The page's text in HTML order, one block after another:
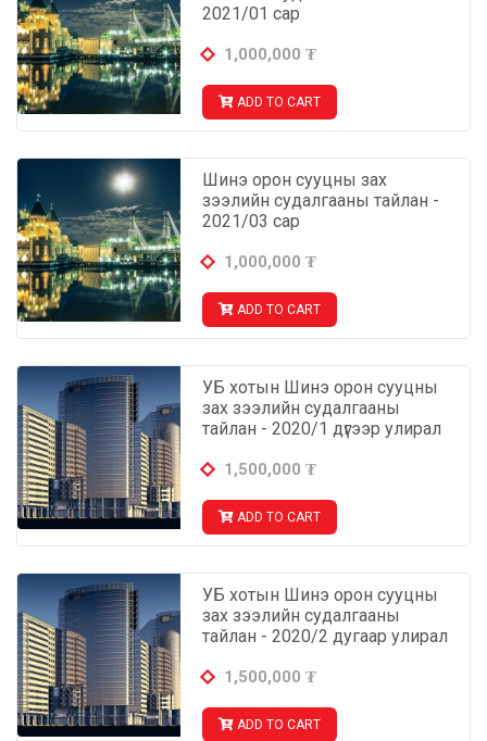
2021/01 сар
1,000,000 ₮
ADD TO CART
Шинэ орон сууцны зах
зээлийн судалгааны тайлан -
2021/03 сар
1,000,000 ₮
ADD TO CART
УБ хотын Шинэ орон сууцны
зах зээлийн судалгааны
тайлан - 2020/1 дүгээр улирал
1,500,000 ₮
ADD TO CART
УБ хотын Шинэ орон сууцны
зах зээлийн судалгааны
тайлан - 2020/2 дугаар улирал
1,500,000 ₮
ADD TO CART